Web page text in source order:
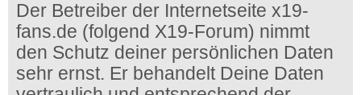
Der Betreiber der Internetseite x19-
fans.de (folgend X19-Forum) nimmt
den Schutz deiner persönlichen Daten
sehr ernst. Er behandelt Deine Daten